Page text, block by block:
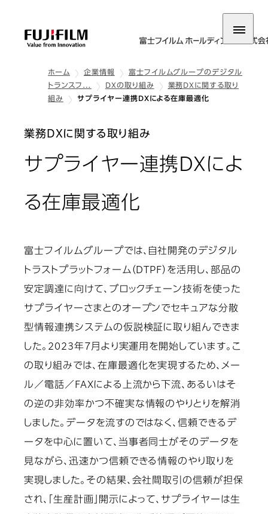
ホーム 企業情報
富士フイルムグループのデジタル
トランスフ…
DXの取り組み
業務DXに関する取り
組み
サプライヤー連携DXによる在庫最適化
業務DXに関する取り組み
サプライヤー連携DXによ
る在庫最適化
富士フイルムグループでは、自社開発のデジタル
トラストプラットフォーム（DTPF）を活用し、部品の
安定調達に向けて、ブロックチェーン技術を使った
サプライヤーさまとのオープンでセキュアな分散
型情報連携システムの仮説検証に取り組んできま
した。2023年7月より実運用を開始しています。こ
の取り組みでは、在庫最適化を実現するため、メー
ル／電話／FAXによる上流から下流、あるいはそ
の逆の非効率かつ不確実な情報のやりとりを解消
しました。データを流すのではなく、信頼できるデ
ータを中心に置いて、当事者同士がそのデータを
見ながら、迅速かつ信頼できる情報のやり取りを
実現しました。その結果、会社間取引の信頼が担保
され、「生産計画」開示によって、サプライヤーは生